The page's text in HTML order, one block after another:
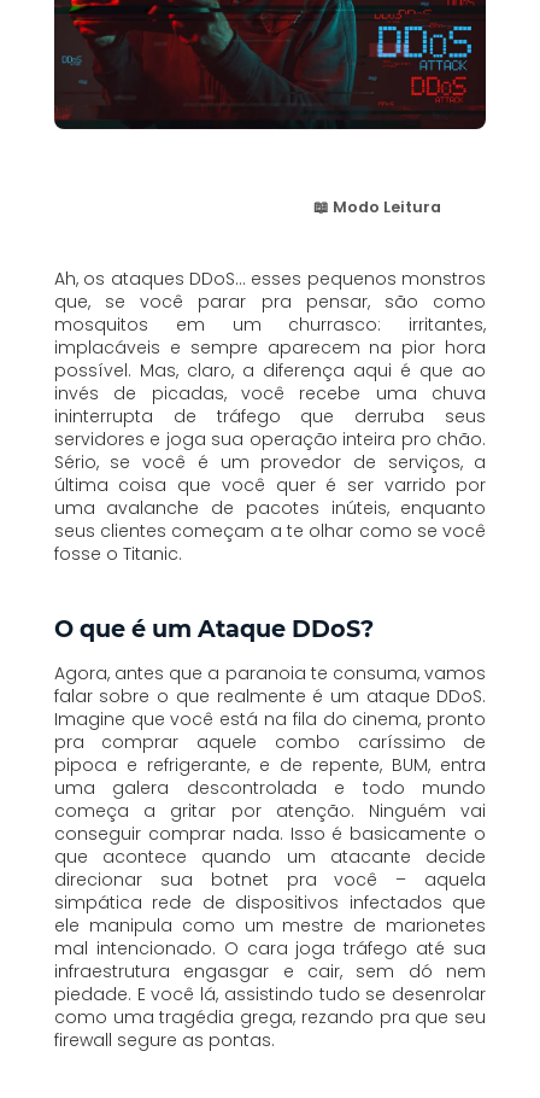
📖 Modo Leitura
Ah, os ataques DDoS… esses pequenos monstros
que, se você parar pra pensar, são como
mosquitos em um churrasco: irritantes,
implacáveis e sempre aparecem na pior hora
possível. Mas, claro, a diferença aqui é que ao
invés de picadas, você recebe uma chuva
ininterrupta de tráfego que derruba seus
servidores e joga sua operação inteira pro chão.
Sério, se você é um provedor de serviços, a
última coisa que você quer é ser varrido por
uma avalanche de pacotes inúteis, enquanto
seus clientes começam a te olhar como se você
fosse o Titanic.
O que é um Ataque DDoS?
Agora, antes que a paranoia te consuma, vamos
falar sobre o que realmente é um ataque DDoS.
Imagine que você está na fila do cinema, pronto
pra comprar aquele combo caríssimo de
pipoca e refrigerante, e de repente, BUM, entra
uma galera descontrolada e todo mundo
começa a gritar por atenção. Ninguém vai
conseguir comprar nada. Isso é basicamente o
que acontece quando um atacante decide
direcionar sua botnet pra você – aquela
simpática rede de dispositivos infectados que
ele manipula como um mestre de marionetes
mal intencionado. O cara joga tráfego até sua
infraestrutura engasgar e cair, sem dó nem
piedade. E você lá, assistindo tudo se desenrolar
como uma tragédia grega, rezando pra que seu
firewall segure as pontas.